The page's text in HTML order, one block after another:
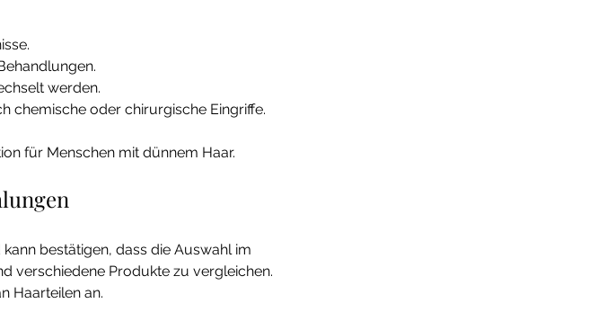
werden.
chemische oder chirurgische Eingriffe.
für Menschen mit dünnem Haar.
bestätigen, dass die Auswahl im
verschiedene Produkte zu vergleichen.
Haarteilen an.